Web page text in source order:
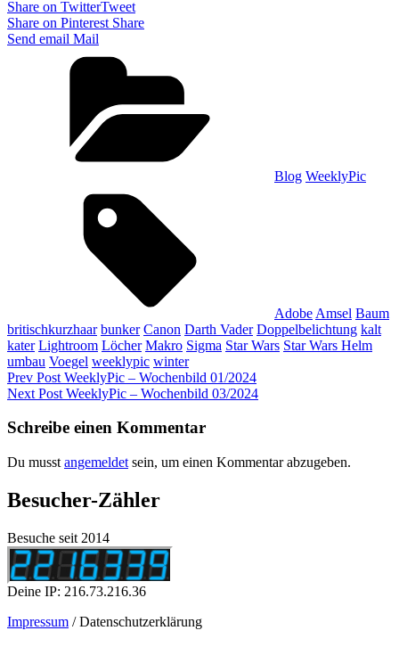
Share on TwitterTweet
Share on Pinterest Share
Send email Mail
Blog WeeklyPic
Adobe Amsel Baum
britischkurzhaar bunker Canon Darth Vader Doppelbelichtung kalt
kater Lightroom Löcher Makro Sigma Star Wars Star Wars Helm
umbau Voegel weeklypic winter
Beitragsnavigation
Previous
Post
Prev Post WeeklyPic – Wochenbild 01/2024
Next
Next Post WeeklyPic – Wochenbild 03/2024
Schreibe einen Kommentar
Du musst angemeldet sein, um einen Kommentar abzugeben.
Besucher-Zähler
Besuche seit 2014
Deine IP: 216.73.216.36
Impressum / Datenschutzerklärung